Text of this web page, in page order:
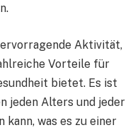
Aktivität,
Vorteile für
bietet. Es ist
jeden Alters und jeder
was es zu einer